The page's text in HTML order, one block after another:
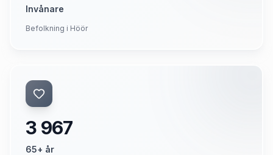
Invånare
Befolkning i Höör
3 967
65+ år